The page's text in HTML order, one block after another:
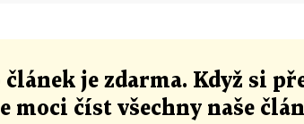
článek je zdarma. Když si
moci číst všechny naše